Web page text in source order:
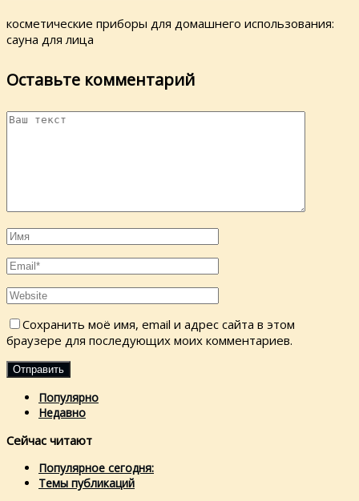
косметические приборы для домашнего использования:
сауна для лица
Оставьте комментарий
Сохранить моё имя, email и адрес сайта в этом
браузере для последующих моих комментариев.
Популярно
Недавно
Сейчас читают
Популярное сегодня:
Темы публикаций